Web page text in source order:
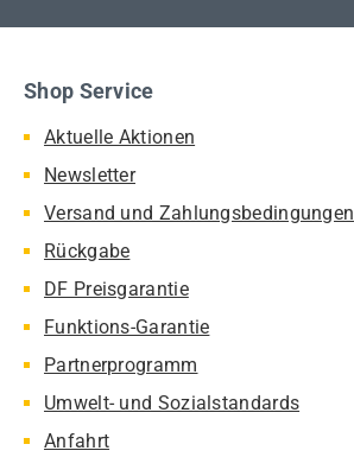
Shop Service
Aktuelle Aktionen
Newsletter
Versand und Zahlungsbedingungen
Rückgabe
DF Preisgarantie
Funktions-Garantie
Partnerprogramm
Umwelt- und Sozialstandards
Anfahrt